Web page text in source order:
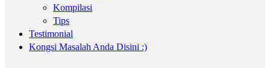
Kompilasi
Tips
Testimonial
Kongsi Masalah Anda Disini :)